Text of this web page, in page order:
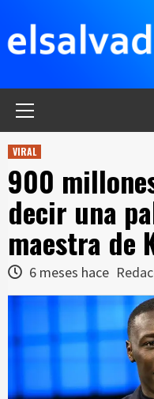
contenido
VIRAL
900
decir una
maestra de
6 meses hace